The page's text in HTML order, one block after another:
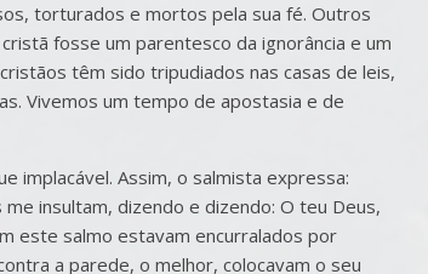
torturados e mortos pela sua fé. Outros
fosse um parentesco da ignorância e um
têm sido tripudiados nas casas de leis,
Vivemos um tempo de apostasia e de
implacável. Assim, o salmista expressa:
insultam, dizendo e dizendo: O teu Deus,
este salmo estavam encurralados por
a parede, o melhor, colocavam o seu